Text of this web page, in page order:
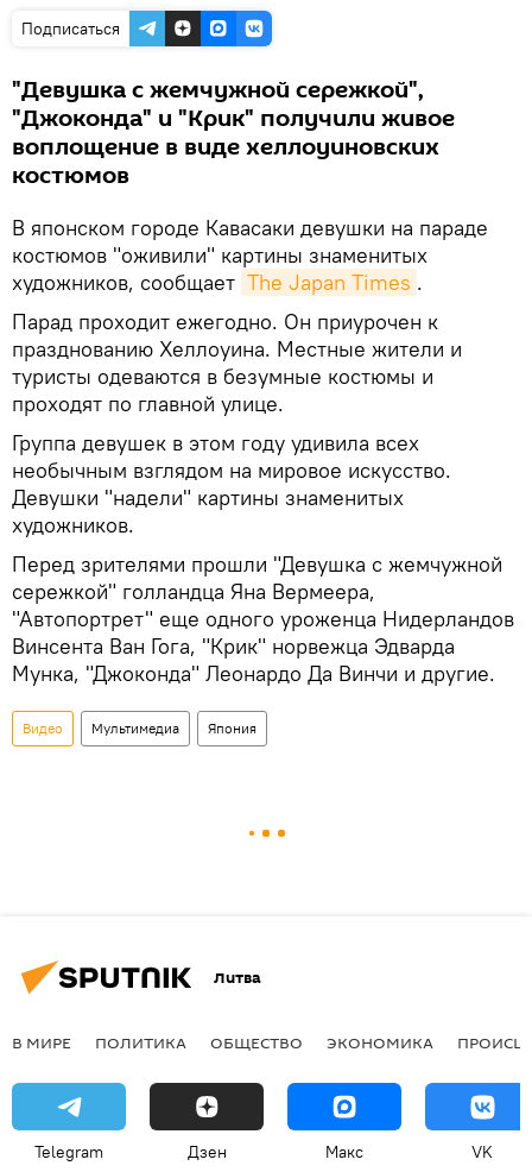
Подписаться
"Девушка с жемчужной сережкой",
"Джоконда" и "Крик" получили живое
воплощение в виде хеллоуиновских
костюмов
В японском городе Кавасаки девушки на параде
костюмов "оживили" картины знаменитых
художников, сообщает The Japan Times .
Парад проходит ежегодно. Он приурочен к
празднованию Хеллоуина. Местные жители и
туристы одеваются в безумные костюмы и
проходят по главной улице.
Группа девушек в этом году удивила всех
необычным взглядом на мировое искусство.
Девушки "надели" картины знаменитых
художников.
Перед зрителями прошли "Девушка с жемчужной
сережкой" голландца Яна Вермеера,
"Автопортрет" еще одного уроженца Нидерландов
Винсента Ван Гога, "Крик" норвежца Эдварда
Мунка, "Джоконда" Леонардо Да Винчи и другие.
Видео Мультимедиа Япония
Литва
В МИРЕ ПОЛИТИКА ОБЩЕСТВО ЭКОНОМИКА
Telegram Дзен Макс VK